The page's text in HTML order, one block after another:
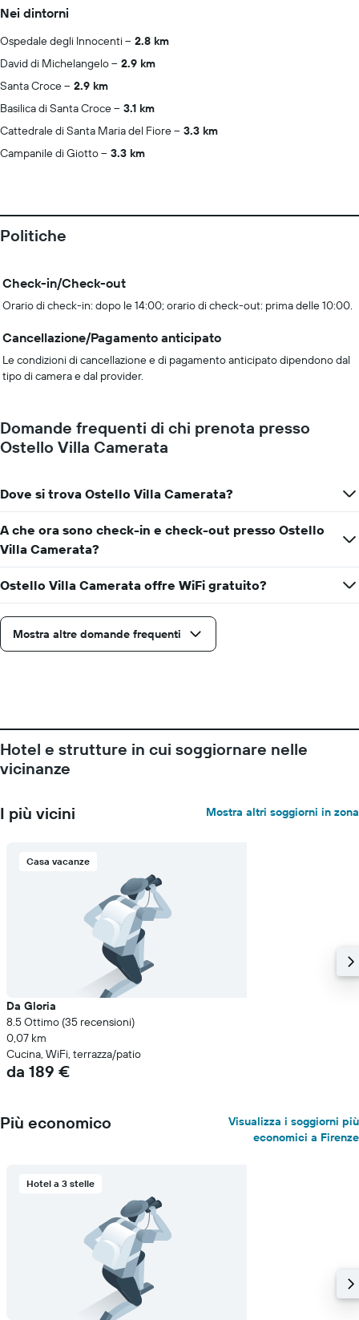
Nei dintorni
Ospedale degli Innocenti
2.8 km
David di Michelangelo
2.9 km
Santa Croce
2.9 km
Basilica di Santa Croce
3.1 km
Cattedrale di Santa Maria del Fiore
3.3 km
Campanile di Giotto
3.3 km
Politiche
Check-in/Check-out
Orario di check-in: dopo le 14:00; orario di check-out: prima delle 10:00.
Cancellazione/Pagamento anticipato
Le condizioni di cancellazione e di pagamento anticipato dipendono dal
tipo di camera e dal provider.
Domande frequenti di chi prenota presso
Ostello Villa Camerata
Dove si trova Ostello Villa Camerata?
A che ora sono check-in e check-out presso Ostello
Villa Camerata?
Ostello Villa Camerata offre WiFi gratuito?
Mostra altre domande frequenti
Hotel e strutture in cui soggiornare nelle
vicinanze
I più vicini Mostra altri soggiorni in zona
Casa vacanze
Da Gloria
8.5 Ottimo (35 recensioni)
0,07 km
Cucina, WiFi, terrazza/patio
da 189 €
Più economico
Visualizza i soggiorni più
economici a Firenze
Hotel a 3 stelle